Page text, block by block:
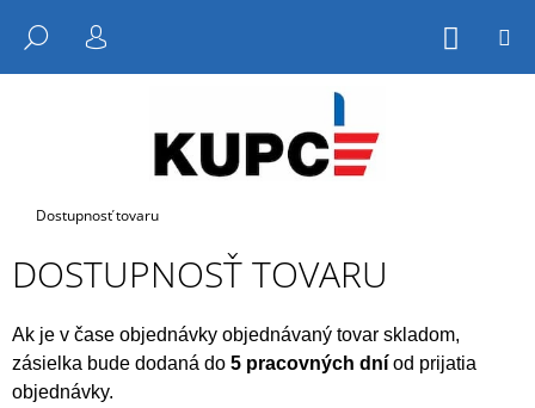
obsah
HĽADAŤ
PRIHLÁSENIE KOŠÍK
Domov
Dostupnosť tovaru
DOSTUPNOSŤ TOVARU
Ak je v čase objednávky objednávaný tovar skladom,
zásielka bude dodaná do 5 pracovných dní od prijatia
objednávky.
Š
SPÄŤ
SPÄŤ
O
T
R
E
B
U